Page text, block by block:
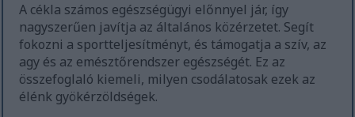
A cékla számos egészségügyi előnnyel jár, így
nagyszerűen javítja az általános közérzetet. Segít
fokozni a sportteljesítményt, és támogatja a szív, az
agy és az emésztőrendszer egészségét. Ez az
összefoglaló kiemeli, milyen csodálatosak ezek az
élénk gyökérzöldségek.